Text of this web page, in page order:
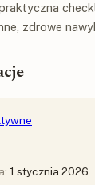
zdrowe
1 stycznia 2026